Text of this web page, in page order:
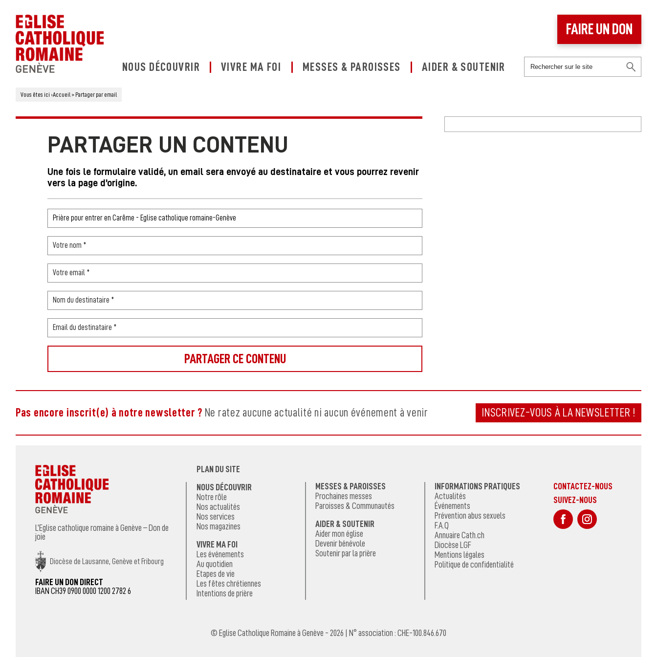
NOUS DÉCOUVRIR VIVRE MA FOI MESSES & PAROISSES AIDER & SOUTENIR
FAIRE UN DON
Vous êtes ici ›Accueil > Partager par email
PARTAGER UN CONTENU
Une fois le formulaire validé, un email sera envoyé au destinataire et vous pourrez revenir
vers la page d’origine.
Pas encore inscrit(e) à notre newsletter ? Ne ratez aucune actualité ni aucun événement à venir INSCRIVEZ-VOUS À LA NEWSLETTER !
L’Eglise catholique romaine à Genève – Don de
joie
Diocèse de Lausanne, Genève et Fribourg
FAIRE UN DON DIRECT
IBAN CH39 0900 0000 1200 2782 6
PLAN DU SITE
NOUS DÉCOUVRIR
Notre rôle
Nos actualités
Nos services
Nos magazines
VIVRE MA FOI
Les événements
Au quotidien
Etapes de vie
Les fêtes chrétiennes
Intentions de prière
MESSES & PAROISSES
Prochaines messes
Paroisses & Communautés
AIDER & SOUTENIR
Aider mon église
Devenir bénévole
Soutenir par la prière
INFORMATIONS PRATIQUES
Actualités
Événements
Prévention abus sexuels
F.A.Q
Annuaire Cath.ch
Diocèse LGF
Mentions légales
Politique de confidentialité
CONTACTEZ-NOUS
SUIVEZ-NOUS
sur Facebook
© Eglise Catholique Romaine à Genève - 2026 | N° association : CHE-100.846.670